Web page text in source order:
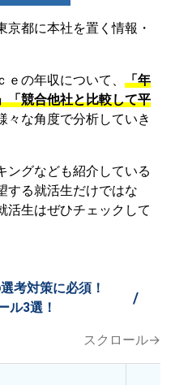
京都に本社を置く情報・
の年収について、 「年
「競合他社と比較して平
々な角度で分析していき
ングなども紹介している
する就活生だけではな
活生はぜひチェックして
考対策に必須！
ル3選！
/
スクロール→